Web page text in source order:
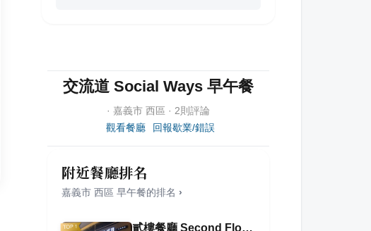
交流道 Social Ways 早午餐
· 嘉義市 西區 · 2則評論
觀看餐廳
回報歇業/錯誤
附近餐廳排名
嘉義市 西區 早午餐的排名 ›
貳樓餐廳 Second Floor Cafe 嘉義店